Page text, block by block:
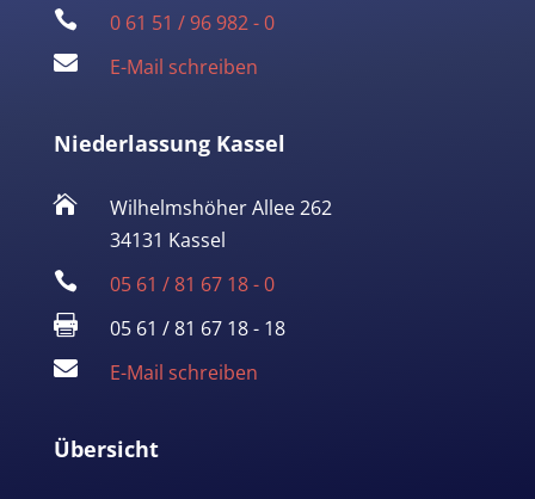
 0 61 51 / 96 982 - 0
 E-Mail schreiben
Niederlassung Kassel

Wilhelmshöher Allee 262
34131 Kassel
 05 61 / 81 67 18 - 0
 05 61 / 81 67 18 - 18
 E-Mail schreiben
Übersicht